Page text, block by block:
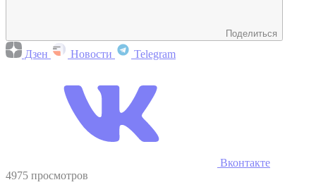
Поделиться
Дзен Новости Telegram
Вконтакте
4975 просмотров